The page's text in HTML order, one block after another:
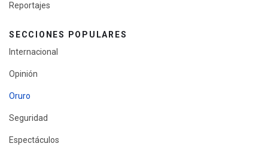
Reportajes
SECCIONES POPULARES
Internacional
Opinión
Oruro
Seguridad
Espectáculos